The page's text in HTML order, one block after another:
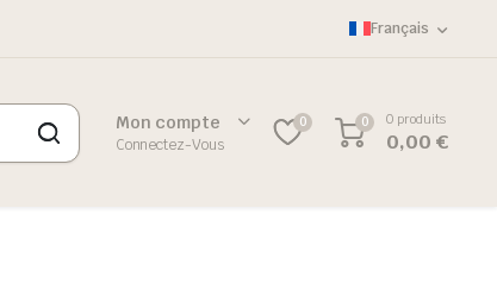
Français
Mon compte
Connectez-Vous
0 0 0 produits
0,00€